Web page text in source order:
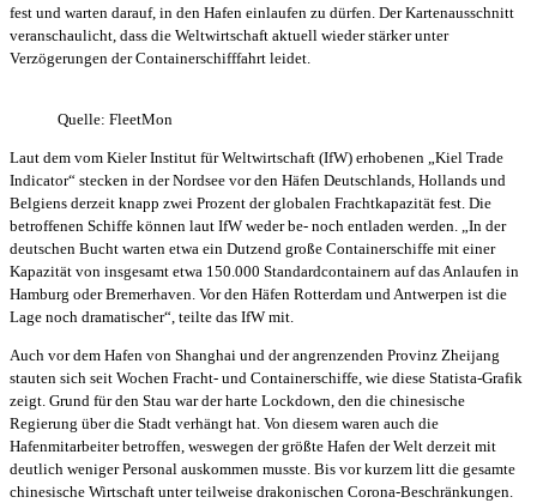
fest und warten darauf, in den Hafen einlaufen zu dürfen. Der Kartenausschnitt
veranschaulicht, dass die Weltwirtschaft aktuell wieder stärker unter
Verzögerungen der Containerschifffahrt leidet.
Quelle: FleetMon
Laut dem vom Kieler Institut für Weltwirtschaft (IfW) erhobenen „Kiel Trade
Indicator“ stecken in der Nordsee vor den Häfen Deutschlands, Hollands und
Belgiens derzeit knapp zwei Prozent der globalen Frachtkapazität fest. Die
betroffenen Schiffe können laut IfW weder be- noch entladen werden. „In der
deutschen Bucht warten etwa ein Dutzend große Containerschiffe mit einer
Kapazität von insgesamt etwa 150.000 Standardcontainern auf das Anlaufen in
Hamburg oder Bremerhaven. Vor den Häfen Rotterdam und Antwerpen ist die
Lage noch dramatischer“, teilte das IfW mit.
Auch vor dem Hafen von Shanghai und der angrenzenden Provinz Zheijang
stauten sich seit Wochen Fracht- und Containerschiffe, wie diese Statista-Grafik
zeigt. Grund für den Stau war der harte Lockdown, den die chinesische
Regierung über die Stadt verhängt hat. Von diesem waren auch die
Hafenmitarbeiter betroffen, weswegen der größte Hafen der Welt derzeit mit
deutlich weniger Personal auskommen musste. Bis vor kurzem litt die gesamte
chinesische Wirtschaft unter teilweise drakonischen Corona-Beschränkungen.